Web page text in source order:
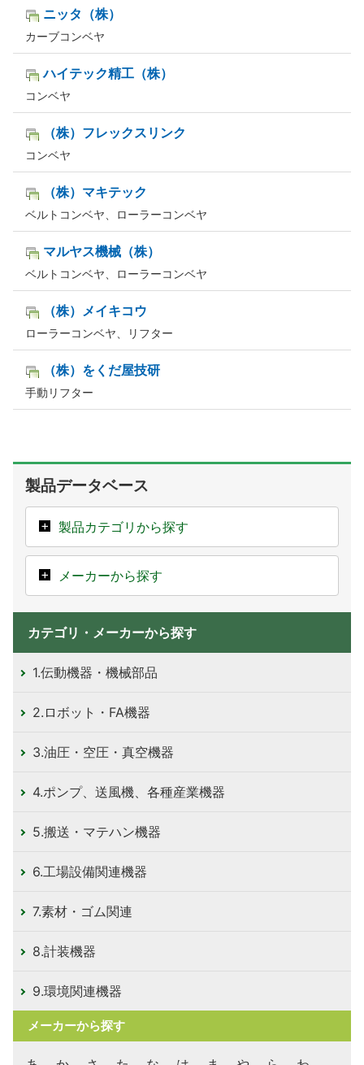
ニッタ（株）
カーブコンベヤ
ハイテック精工（株）
コンベヤ
（株）フレックスリンク
コンベヤ
（株）マキテック
ベルトコンベヤ、ローラーコンベヤ
マルヤス機械（株）
ベルトコンベヤ、ローラーコンベヤ
（株）メイキコウ
ローラーコンベヤ、リフター
（株）をくだ屋技研
手動リフター
製品データベース
製品カテゴリから探す
メーカーから探す
カテゴリ・メーカーから探す
1.伝動機器・機械部品
2.ロボット・FA機器
3.油圧・空圧・真空機器
4.ポンプ、送風機、各種産業機器
5.搬送・マテハン機器
6.工場設備関連機器
7.素材・ゴム関連
8.計装機器
9.環境関連機器
メーカーから探す